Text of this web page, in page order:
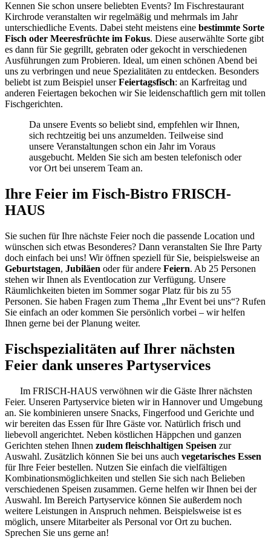
Kennen Sie schon unsere beliebten Events? Im Fischrestaurant
Kirchrode veranstalten wir regelmäßig und mehrmals im Jahr
unterschiedliche Events. Dabei steht meistens eine bestimmte Sorte
Fisch oder Meeresfrüchte im Fokus. Diese auserwählte Sorte gibt
es dann für Sie gegrillt, gebraten oder gekocht in verschiedenen
Ausführungen zum Probieren. Ideal, um einen schönen Abend bei
uns zu verbringen und neue Spezialitäten zu entdecken. Besonders
beliebt ist zum Beispiel unserFeiertagsfisch: an Karfreitag und
anderen Feiertagen bekochen wir Sie leidenschaftlich gern mit tollen
Fischgerichten.
Da unsere Events so beliebt sind, empfehlen wir Ihnen,
sich rechtzeitig bei uns anzumelden. Teilweise sind
unsere Veranstaltungen schon ein Jahr im Voraus
ausgebucht. Melden Sie sich am besten telefonisch oder
vor Ort bei unserem Team an.
Ihre Feier im Fisch-Bistro FRISCH-
HAUS
Sie suchen für Ihre nächste Feier noch die passende Location und
wünschen sich etwas Besonderes? Dann veranstalten Sie Ihre Party
doch einfach bei uns! Wir öffnen speziell für Sie, beispielsweise an
Geburtstagen, Jubiläen oder für andere Feiern. Ab 25 Personen
stehen wir Ihnen als Eventlocation zur Verfügung. Unsere
Räumlichkeiten bieten im Sommer sogar Platz für bis zu 55
Personen. Sie haben Fragen zum Thema „Ihr Event bei uns“? Rufen
Sie einfach an oder kommen Sie persönlich vorbei – wir helfen
Ihnen gerne bei der Planung weiter.
Fischspezialitäten auf Ihrer nächsten
Feier dank unseres Partyservices
Im FRISCH-HAUS verwöhnen wir die Gäste Ihrer nächsten
Feier. Unseren Partyservice bieten wir in Hannover und Umgebung
an. Sie kombinieren unsere Snacks, Fingerfood und Gerichte und
wir bereiten das Essen für Ihre Gäste vor. Natürlich frisch und
liebevoll angerichtet. Neben köstlichen Häppchen und ganzen
Gerichten stehen Ihnen zudem fleischhaltigen Speisen zur
Auswahl. Zusätzlich können Sie bei uns auch vegetarisches Essen
für Ihre Feier bestellen. Nutzen Sie einfach die vielfältigen
Kombinationsmöglichkeiten und stellen Sie sich nach Belieben
verschiedenen Speisen zusammen. Gerne helfen wir Ihnen bei der
Auswahl. Im Bereich Partyservice können Sie außerdem noch
weitere Leistungen in Anspruch nehmen. Beispielsweise ist es
möglich, unsere Mitarbeiter als Personal vor Ort zu buchen.
Sprechen Sie uns gerne an!